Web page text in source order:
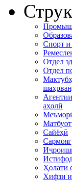
Спорт и
Отдел
Отдел
аҳолӣ
Матбуот
Сайёҳӣ
Ҳолати
Хифзи